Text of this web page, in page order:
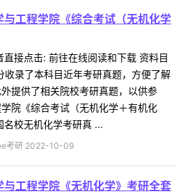
工程学院《综合考试（无机化学
接点击: 前往在线阅读和下载 资料目
收录了本科目近年考研真题，方便了解
提供了相关院校考研真题，以供参
院《综合考试（无机化学＋有机化
校无机化学考研真 ...
考研 2022-10-09
工程学院《无机化学》考研全套